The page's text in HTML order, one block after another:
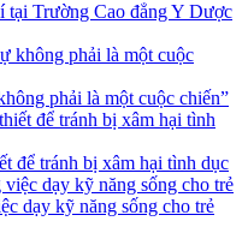
tại Trường Cao đẳng Y Dược
phải là một cuộc chiến”
để tránh bị xâm hại tình dục
dạy kỹ năng sống cho trẻ